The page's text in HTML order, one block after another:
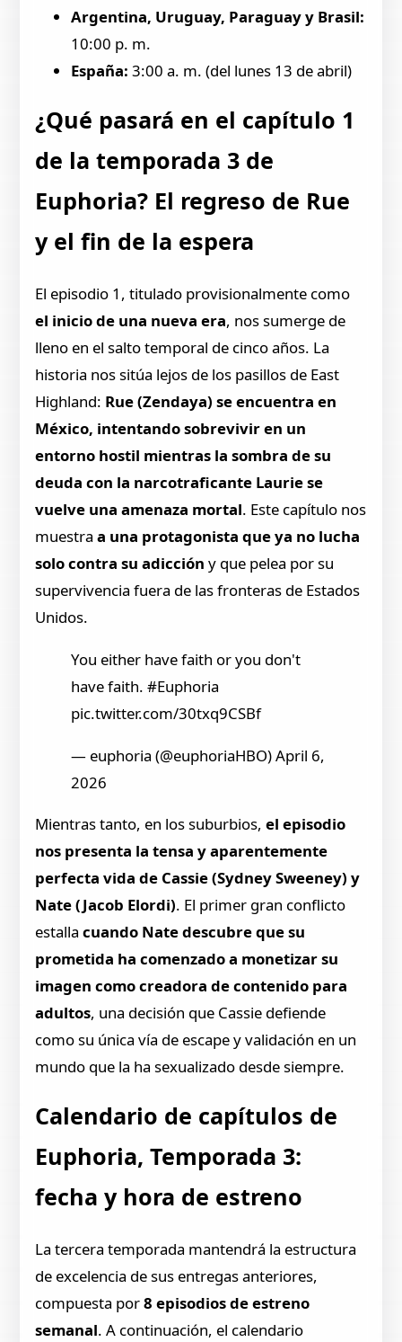
Argentina, Uruguay, Paraguay y Brasil:
10:00 p. m.
España: 3:00 a. m. (del lunes 13 de abril)
¿Qué pasará en el capítulo 1
de la temporada 3 de
Euphoria? El regreso de Rue
y el fin de la espera
El episodio 1, titulado provisionalmente como
el inicio de una nueva era, nos sumerge de
lleno en el salto temporal de cinco años. La
historia nos sitúa lejos de los pasillos de East
Highland: Rue (Zendaya) se encuentra en
México, intentando sobrevivir en un
entorno hostil mientras la sombra de su
deuda con la narcotraficante Laurie se
vuelve una amenaza mortal. Este capítulo nos
muestra a una protagonista que ya no lucha
solo contra su adicción y que pelea por su
supervivencia fuera de las fronteras de Estados
Unidos.
You either have faith or you don't
have faith. #Euphoria
pic.twitter.com/30txq9CSBf
— euphoria (@euphoriaHBO) April 6,
2026
Mientras tanto, en los suburbios,el episodio
nos presenta la tensa y aparentemente
perfecta vida de Cassie (Sydney Sweeney) y
Nate (Jacob Elordi). El primer gran conflicto
estallacuando Nate descubre que su
prometida ha comenzado a monetizar su
imagen como creadora de contenido para
adultos, una decisión que Cassie defiende
como su única vía de escape y validación en un
mundo que la ha sexualizado desde siempre.
Calendario de capítulos de
Euphoria, Temporada 3:
fecha y hora de estreno
La tercera temporada mantendrá la estructura
de excelencia de sus entregas anteriores,
compuesta por8 episodios de estreno
semanal. A continuación, el calendario